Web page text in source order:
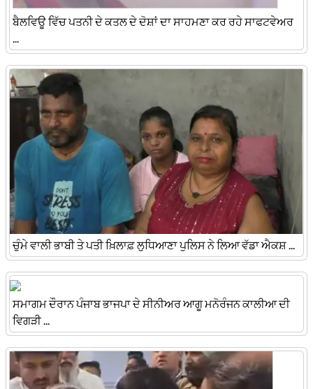
ਬੈਲਵਿਊ ਵਿੱਚ ਪਤਨੀ ਦੇ ਕਤਲ ਦੇ ਦੋਸ਼ਾਂ ਦਾ ਸਾਹਮਣਾ ਕਰ ਰਹੇ ਸਾਫਟਵੇਅਰ
ਚੁੰਮੇ ਵਾਲੀ ਭਾਬੀ ਤੇ ਪਤੀ ਖ਼ਿਲਾਫ਼ ਲੁਧਿਆਣਾ ਪੁਲਿਸ ਨੇ ਲਿਆ ਵੱਡਾ ਐਕਸ਼ ...
ਸਮਾਗਮ ਦੌਰਾਨ ਪੰਜਾਬ ਭਾਜਪਾ ਦੇ ਸੀਨੀਅਰ ਆਗੂ ਮਨੋਰੰਜਨ ਕਾਲੀਆ ਦੀ
ਵਿਗੜੀ ...